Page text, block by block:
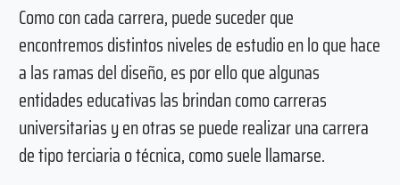
Como con cada carrera, puede suceder que
encontremos distintos niveles de estudio en lo que hace
a las ramas del diseño, es por ello que algunas
entidades educativas las brindan como carreras
universitarias y en otras se puede realizar una carrera
de tipo terciaria o técnica, como suele llamarse.